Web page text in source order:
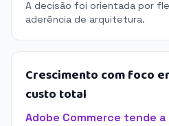
A decisão foi orientada por
aderência de arquitetura.
Crescimento com foco
custo total
Adobe Commerce tende